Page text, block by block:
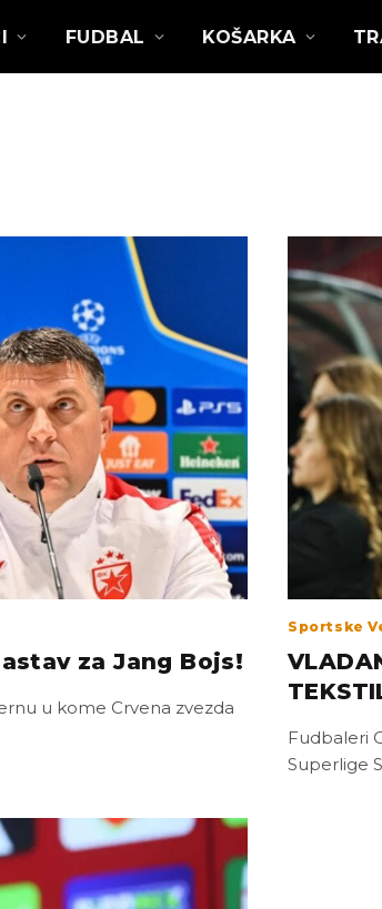
FUDBAL KOŠARKA
za Jang Bojs!
u kome Crvena zvezda
Sportske
Fudbaleri
Superlige